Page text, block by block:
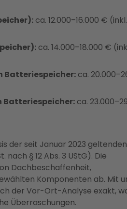
ca. 12.000–16.000 €
ca. 14.000–18.000 €
Batteriespeicher: ca.
Batteriespeicher: ca.
der seit Januar 2023 geltenden
§ 12 Abs. 3 UStG). Die
Dachbeschaffenheit,
Komponenten ab. Mit
der Vor-Ort-Analyse exakt,
Überraschungen.